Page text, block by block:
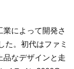
によって開発さ
た。初代はファミ
品なデザインと走